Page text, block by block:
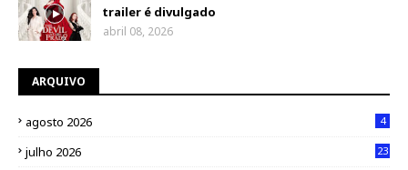
trailer é divulgado
abril 08, 2026
ARQUIVO
agosto 2026 4
julho 2026 23